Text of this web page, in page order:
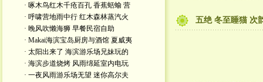
· 啄木鸟红木千疮百孔 香蕉蛞蝓 营
· 呼啸营地雨中行 红木森林蒸汽火
· 晚风吹懒海狮 早餐民宿自助
· Makai海滨宝岛厨房与酒馆 夏威夷
· 太阳出来了 海滨游乐场兄妹玩的
· 海滨步道烧烤 风雨绵延室内电玩
· 一夜风雨游乐场无望 迷你高尔夫
五绝 冬至睡猫 次